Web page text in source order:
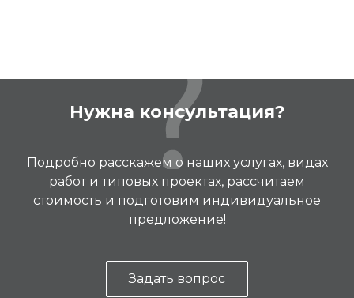
Нужна консультация?
Подробно расскажем о наших услугах, видах
работ и типовых проектах, рассчитаем
стоимость и подготовим индивидуальное
предложение!
Задать вопрос